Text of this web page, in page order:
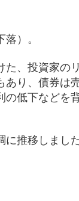
）。
、投資家の
り、債券は
低下などを
推移しました